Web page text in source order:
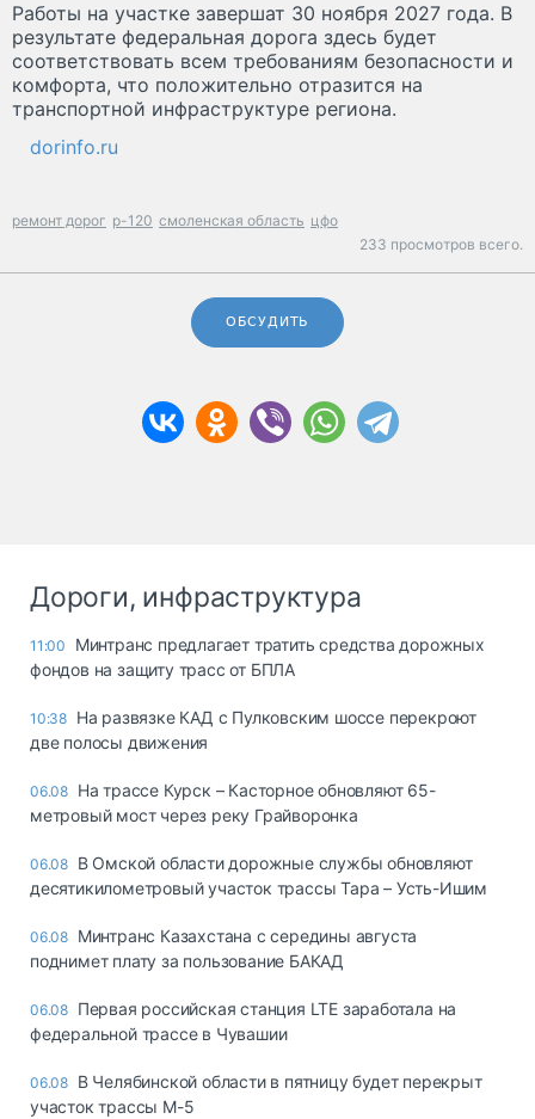
Работы на участке завершат 30 ноября 2027 года. В
результате федеральная дорога здесь будет
соответствовать всем требованиям безопасности и
комфорта, что положительно отразится на
транспортной инфраструктуре региона.
dorinfo.ru
ремонт дорог р-120 смоленская область цфо
233 просмотров всего.
ОБСУДИТЬ
Дороги, инфраструктура
11:00
Минтранс предлагает тратить средства дорожных
фондов на защиту трасс от БПЛА
10:38 На развязке КАД с Пулковским шоссе перекроют
две полосы движения
06.08 На трассе Курск – Касторное обновляют 65-
метровый мост через реку Грайворонка
06.08 В Омской области дорожные службы обновляют
десятикилометровый участок трассы Тара – Усть-Ишим
06.08 Минтранс Казахстана с середины августа
поднимет плату за пользование БАКАД
06.08 Первая российская станция LTE заработала на
федеральной трассе в Чувашии
06.08 В Челябинской области в пятницу будет перекрыт
участок трассы М-5